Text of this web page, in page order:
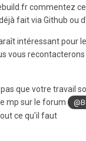
commentez
fait via Github ou
intéressant pour
vous
pas que votre travail
mp sur le forum
ce qu'il faut